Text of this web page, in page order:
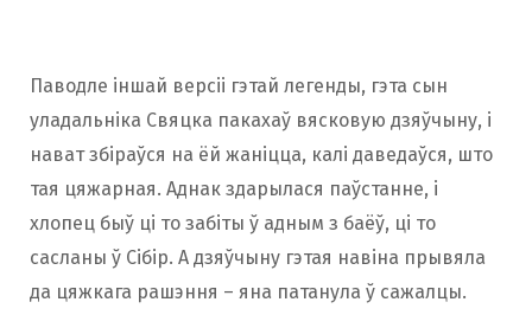
Паводле іншай версіі гэтай легенды, гэта сын
уладальніка Свяцка пакахаў вясковую дзяўчыну, і
нават збіраўся на ёй жаніцца, калі даведаўся, што
тая цяжарная. Аднак здарылася паўстанне, і
хлопец быў ці то забіты ў адным з баёў, ці то
сасланы ў Сібір. А дзяўчыну гэтая навіна прывяла
да цяжкага рашэння – яна патанула ў сажалцы.